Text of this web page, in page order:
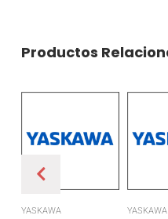
Productos
YASKAWA YASKAWA